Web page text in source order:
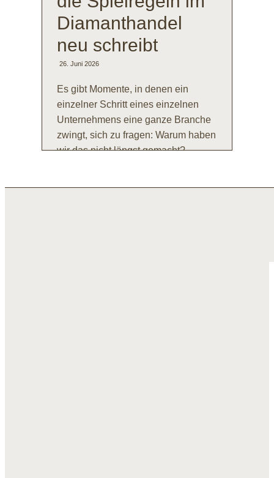
Diamanthandel
neu schreibt
26. Juni 2026
Es gibt Momente, in denen ein
einzelner Schritt eines einzelnen
Unternehmens eine ganze Branche
zwingt, sich zu fragen: Warum haben
wir das nicht längst gemacht?